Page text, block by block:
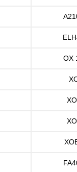
OX